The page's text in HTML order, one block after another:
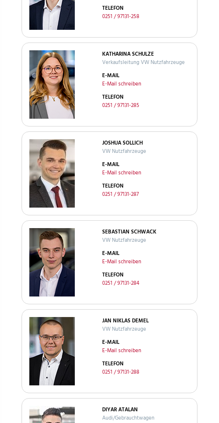
TELEFON
0251 / 97131-258
KATHARINA SCHULZE
Verkaufsleitung VW Nutzfahrzeuge
E-MAIL
E-Mail schreiben
TELEFON
0251 / 97131-285
JOSHUA SOLLICH
VW Nutzfahrzeuge
E-MAIL
E-Mail schreiben
TELEFON
0251 / 97131-287
SEBASTIAN SCHWACK
VW Nutzfahrzeuge
E-MAIL
E-Mail schreiben
TELEFON
0251 / 97131-284
JAN NIKLAS DEMEL
VW Nutzfahrzeuge
E-MAIL
E-Mail schreiben
TELEFON
0251 / 97131-288
DIYAR ATALAN
Audi/Gebrauchtwagen